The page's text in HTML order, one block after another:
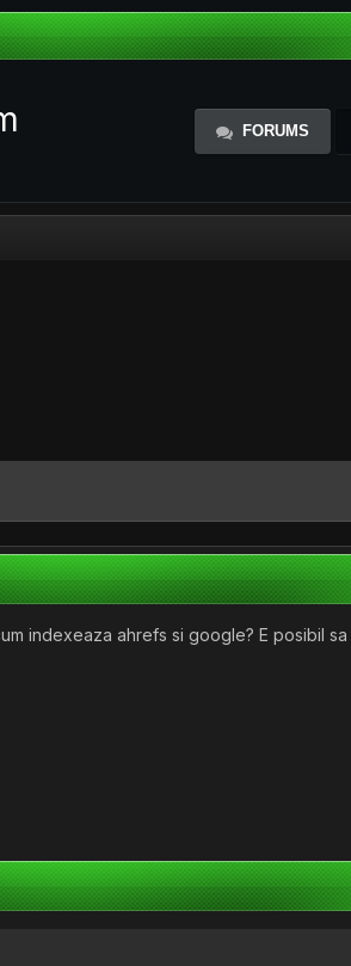
FORUMS
indexeaza ahrefs si google? E posibil